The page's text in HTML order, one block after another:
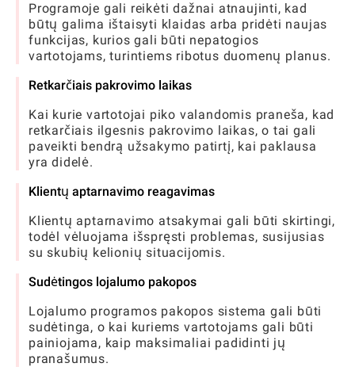
Programoje gali reikėti dažnai atnaujinti, kad
būtų galima ištaisyti klaidas arba pridėti naujas
funkcijas, kurios gali būti nepatogios
vartotojams, turintiems ribotus duomenų planus.
Retkarčiais pakrovimo laikas
Kai kurie vartotojai piko valandomis praneša, kad
retkarčiais ilgesnis pakrovimo laikas, o tai gali
paveikti bendrą užsakymo patirtį, kai paklausa
yra didelė.
Klientų aptarnavimo reagavimas
Klientų aptarnavimo atsakymai gali būti skirtingi,
todėl vėluojama išspręsti problemas, susijusias
su skubių kelionių situacijomis.
Sudėtingos lojalumo pakopos
Lojalumo programos pakopos sistema gali būti
sudėtinga, o kai kuriems vartotojams gali būti
painiojama, kaip maksimaliai padidinti jų
pranašumus.